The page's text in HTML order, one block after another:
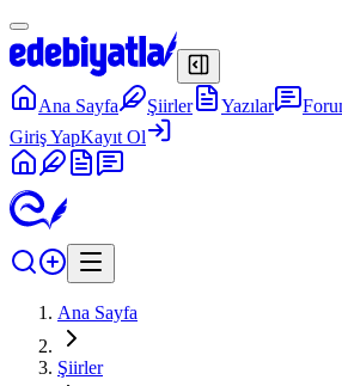
Ana Sayfa Şiirler Yazılar
Giriş YapKayıt Ol
Ana Sayfa
Şiirler